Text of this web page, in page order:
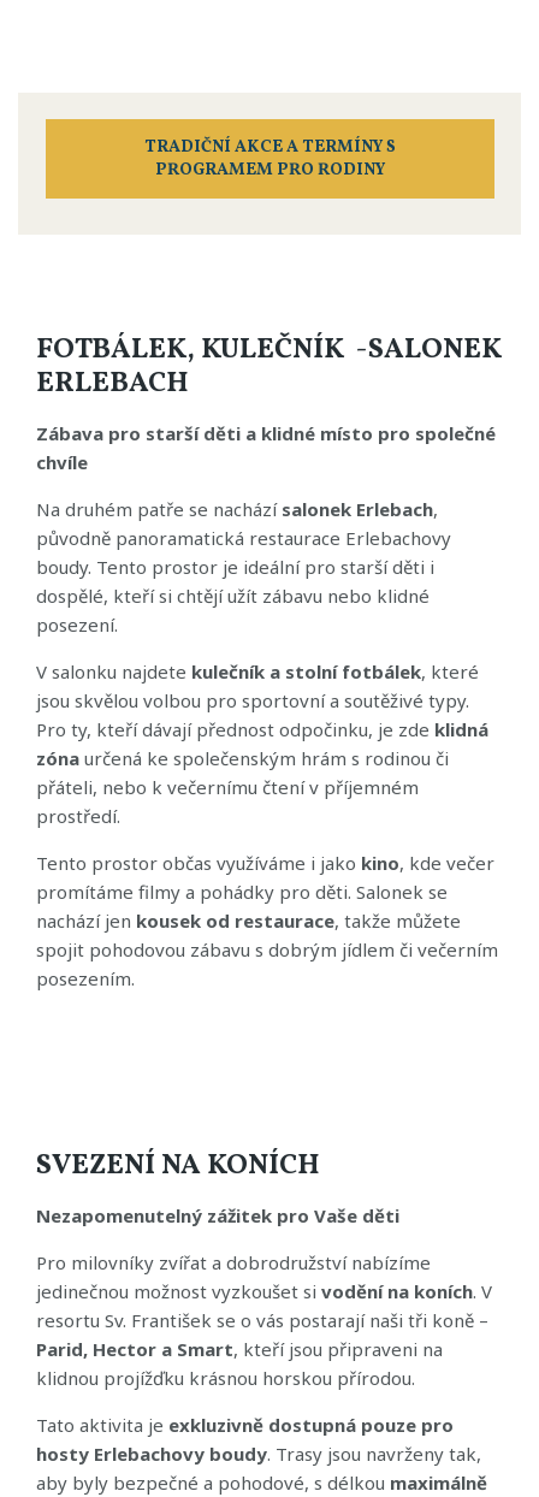
TRADIČNÍ AKCE A TERMÍNY S
PROGRAMEM PRO RODINY
FOTBÁLEK, KULEČNÍK -SALONEK
ERLEBACH
Zábava pro starší děti a klidné místo pro společné
chvíle
Na druhém patře se nachází salonek Erlebach,
původně panoramatická restaurace Erlebachovy
boudy. Tento prostor je ideální pro starší děti i
dospělé, kteří si chtějí užít zábavu nebo klidné
posezení.
V salonku najdete kulečník a stolní fotbálek, které
jsou skvělou volbou pro sportovní a soutěživé typy.
Pro ty, kteří dávají přednost odpočinku, je zde klidná
zóna určená ke společenským hrám s rodinou či
přáteli, nebo k večernímu čtení v příjemném
prostředí.
Tento prostor občas využíváme i jako kino, kde večer
promítáme filmy a pohádky pro děti. Salonek se
nachází jen kousek od restaurace, takže můžete
spojit pohodovou zábavu s dobrým jídlem či večerním
posezením.
SVEZENÍ NA KONÍCH
Nezapomenutelný zážitek pro Vaše děti
Pro milovníky zvířat a dobrodružství nabízíme
jedinečnou možnost vyzkoušet si vodění na koních. V
resortu Sv. František se o vás postarají naši tři koně –
Parid, Hector a Smart, kteří jsou připraveni na
klidnou projížďku krásnou horskou přírodou.
Tato aktivita je exkluzivně dostupná pouze pro
hosty Erlebachovy boudy. Trasy jsou navrženy tak,
aby byly bezpečné a pohodové, s délkou maximálně